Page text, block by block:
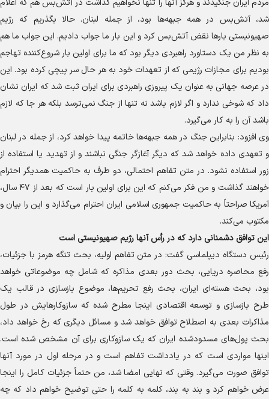
مردم ایران جنگیدند و هرگز آنها را تنها نخواهیم گذاشت در آتش‌بس هم که اعلام
شد، آتش‌بس در همه جبهه‌ها بود، از جمله لبنان. حالا بگذریم که رژیم
صهیونیستی بار‌ها نقض آتش‌بس کرد و این بار ما جواب دادیم. این جواب ما هم
به نظر من یک دستاورد راهبردی دیگر بود که ما برای اولین بار شروع‌کننده تهاجم
بودیم برای مجازات رژیمی که از تعهدات خود به هر حال سر پیچی کرده بود. این
در عرصه جهانی به عنوان یک پیروزی راهبردی برای ایران ثبت شد که ایران نشان
داد که شوخی ندارد و اگر لازم باشد نه تنها از جنگ نمی‌ترسد بلکه هر جا که لازم
باشد آن را به کار می‌گیرد.
وی افزود: بنابراین جنگ در همه جبهه‌ها خاتمه پیدا خواهد کرد، از جمله در لبنان
و تعهدی داده خواهد شد که دیگر آغازگر جنگی نباشند و از تهدید یا استفاده از
زور استفاده نشود. در متن تفاهم احتمالی، دو طرف به حاکمیت همدیگر احترام
خواهند گذاشت و من فکر می‌کنم که این برای اولین بار است که بعد از ۴۷ سال،
آمریکا صراحتاً به حاکمیت جمهوری اسلامی ایران احترام می‌گذارد و این را بیان و
مکتوب می‌کند.
این توافق دشمنانی دارد که در رأس آنها رژیم صهیونیستی است
رئیس دستگاه دیپلماسی گفت: در متن تفاهم اولیه، بحث تنگه هرمز با جزئیات،
رفع محاصره دریایی، بحث دور بعدی مذاکره که شامل چه موضوعاتی خواهد
بود، بحث هسته‌ای ایران، بحث رفع تحریم‌ها، موضوع بازسازی در قالب یک
طرح بازسازی و توسعه اقتصادی اینجا مطرح شده که سازوکارهایش در طول
مذاکرات بعدی به اصطلاح توافق خواهد شد و مسائل دیگری که رخ خواهد داد،
بحث پول‌های مسدودشده ایران که یک سازوکاری برای آن مشخص شده است.
اینها مواردی است که در یادداشت تفاهم است و در مرحله اول در مورد آنها
توافق صورت می‌گیرد. وقتی که نهایی امضا شد، من حتماً جزئیات کامل را اینجا
عرض خواهم کرد و بند به بند، کلمه به کلمه را حتی توضیح خواهم داد که چه